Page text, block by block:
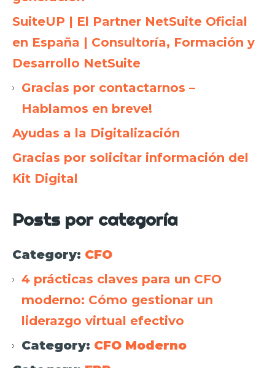
SuiteUP | El Partner NetSuite Oficial
en España | Consultoría, Formación y
Desarrollo NetSuite
Gracias por contactarnos –
Hablamos en breve!
Ayudas a la Digitalización
Gracias por solicitar información del
Kit Digital
Posts por categoría
Category: CFO
4 prácticas claves para un CFO
moderno: Cómo gestionar un
liderazgo virtual efectivo
Category: CFO Moderno